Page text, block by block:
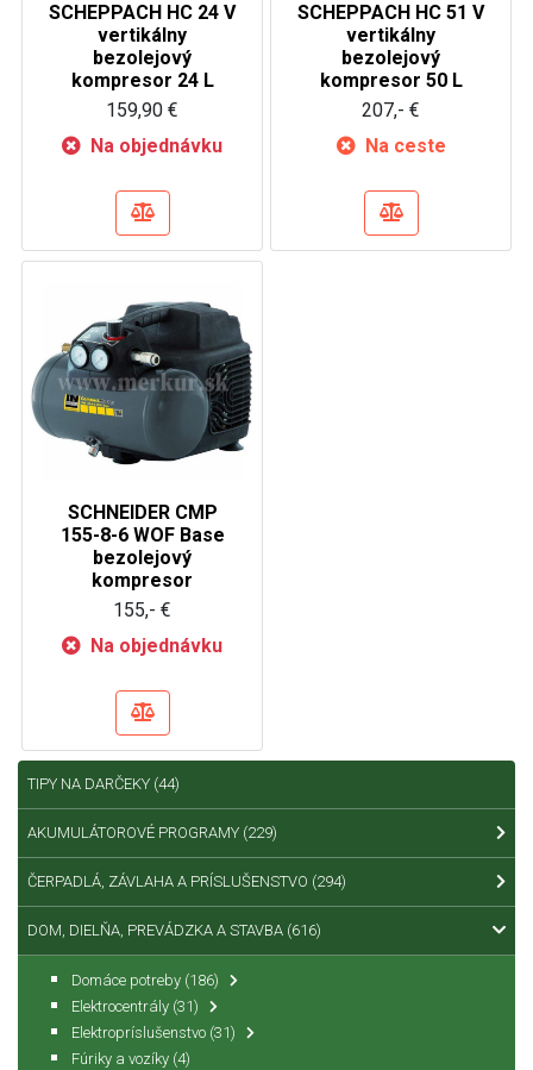
SCHEPPACH HC 24 V
vertikálny
bezolejový
kompresor 24 L
159,90 €
Na objednávku
SCHEPPACH HC 51 V
vertikálny
bezolejový
kompresor 50 L
207,- €
Na ceste
SCHNEIDER CMP
155-8-6 WOF Base
bezolejový
kompresor
155,- €
Na objednávku
TIPY NA DARČEKY (44)
AKUMULÁTOROVÉ PROGRAMY (229)
ČERPADLÁ, ZÁVLAHA A PRÍSLUŠENSTVO (294)
DOM, DIELŇA, PREVÁDZKA A STAVBA (616)
Domáce potreby (186)
Elektrocentrály (31)
Elektropríslušenstvo (31)
Fúriky a vozíky (4)